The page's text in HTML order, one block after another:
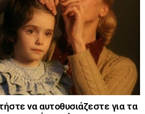
να αυτοθυσιάζεστε για τα